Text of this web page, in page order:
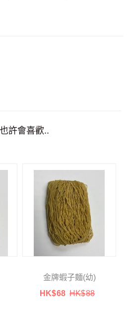
許會喜歡..
金牌蝦子麵(幼)
HK$68 HK$88